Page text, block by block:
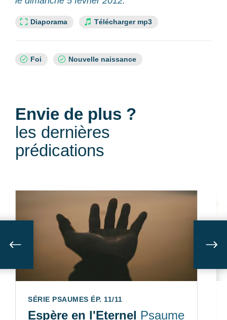
Lien slide :
Diaporama Télécharger mp3
Sujets
Foi Nouvelle naissance
Envie de plus ?
les dernières
prédications
SÉRIE PSAUMES ÉP. 11/11
Espère en l'Eternel Psaume